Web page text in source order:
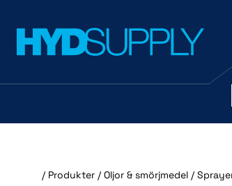
/ Produkter / Oljor & smörjmedel /